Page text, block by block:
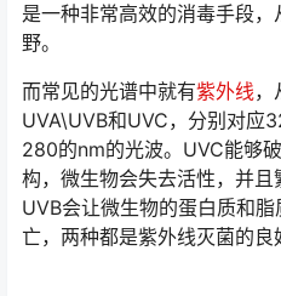
是一种非常高效的消毒手段
野。
而常见的光谱中就有紫外线，
UVA\UVB和UVC，分别对
280的nm的光波。UVC能够
构，微生物会失去活性，并且
UVB会让微生物的蛋白质和
亡，两种都是紫外线灭菌的良